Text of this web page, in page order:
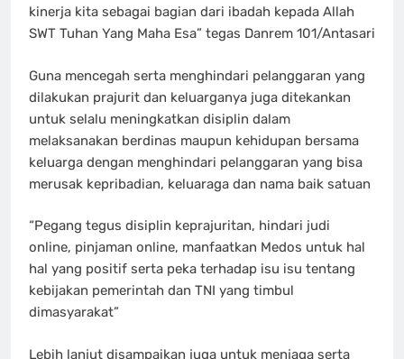
kinerja kita sebagai bagian dari ibadah kepada Allah
SWT Tuhan Yang Maha Esa” tegas Danrem 101/Antasari
Guna mencegah serta menghindari pelanggaran yang
dilakukan prajurit dan keluarganya juga ditekankan
untuk selalu meningkatkan disiplin dalam
melaksanakan berdinas maupun kehidupan bersama
keluarga dengan menghindari pelanggaran yang bisa
merusak kepribadian, keluaraga dan nama baik satuan
“Pegang tegus disiplin keprajuritan, hindari judi
online, pinjaman online, manfaatkan Medos untuk hal
hal yang positif serta peka terhadap isu isu tentang
kebijakan pemerintah dan TNI yang timbul
dimasyarakat”
Lebih lanjut disampaikan juga untuk menjaga serta